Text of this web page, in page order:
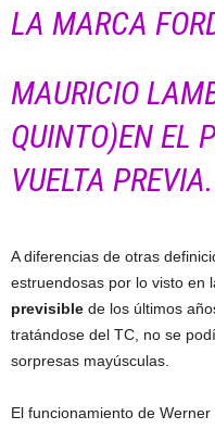
LA MARCA
MAURICIO
QUINTO)EN EL
VUELTA PREVIA.
A diferencias de otras
estruendosas por lo visto en
previsible de los últimos
tratándose del TC, no se
sorpresas mayúsculas.
El funcionamiento de